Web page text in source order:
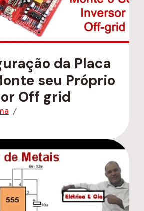
da Placa
seu Próprio
Off grid